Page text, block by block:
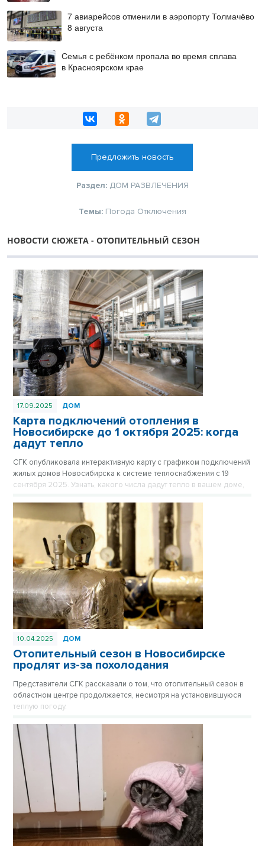
7 авиарейсов отменили в аэропорту Толмачёво
8 августа
Семья с ребёнком пропала во время сплава
в Красноярском крае
Предложить новость
Раздел: ДОМ РАЗВЛЕЧЕНИЯ
Темы: Погода Отключения
НОВОСТИ СЮЖЕТА - ОТОПИТЕЛЬНЫЙ СЕЗОН
17.09.2025 ДОМ
Карта подключений отопления в
Новосибирске до 1 октября 2025: когда
дадут тепло
СГК опубликовала интерактивную карту с графиком подключений
жилых домов Новосибирска к системе теплоснабжения с 19
сентября 2025. Узнать, какого числа дадут тепло в вашем доме,
10.04.2025 ДОМ
Отопительный сезон в Новосибирске
продлят из-за похолодания
Представители СГК рассказали о том, что отопительный сезон в
областном центре продолжается, несмотря на установившуюся
теплую погоду.